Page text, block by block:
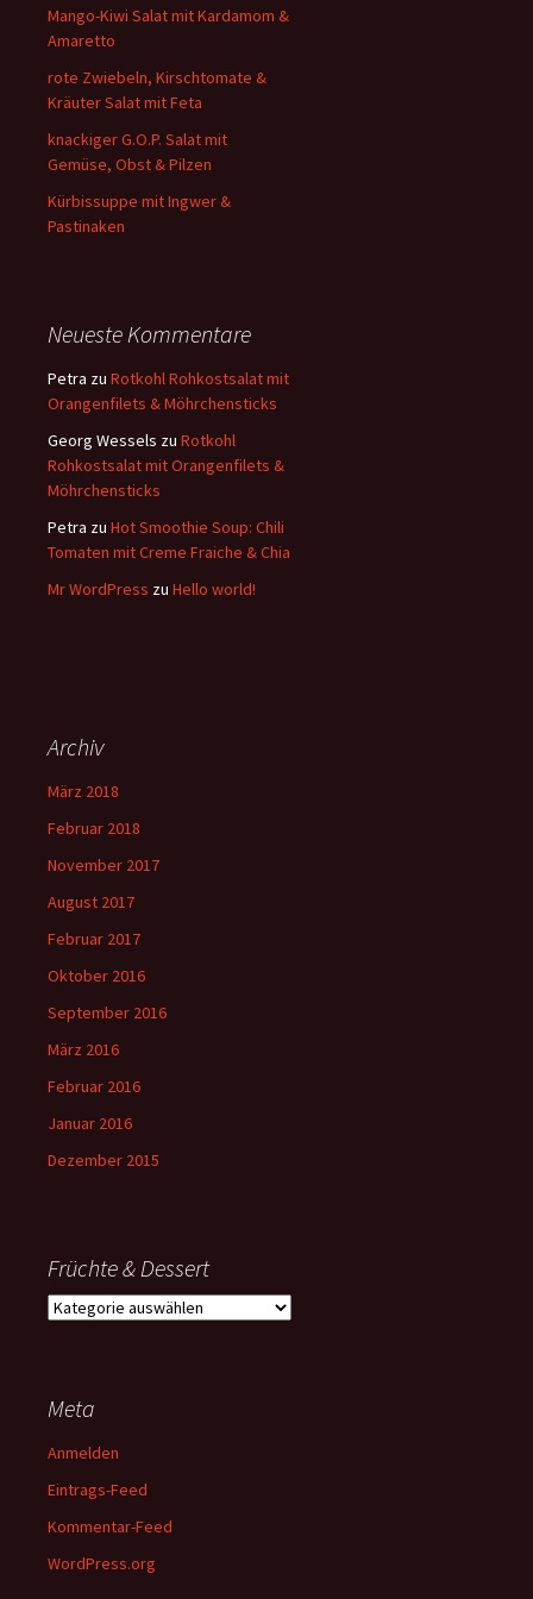
Mango-Kiwi Salat mit Kardamom &
Amaretto
rote Zwiebeln, Kirschtomate &
Kräuter Salat mit Feta
knackiger G.O.P. Salat mit
Gemüse, Obst & Pilzen
Kürbissuppe mit Ingwer &
Pastinaken
Neueste Kommentare
Petra zu Rotkohl Rohkostsalat mit
Orangenfilets & Möhrchensticks
Georg Wessels zu Rotkohl
Rohkostsalat mit Orangenfilets &
Möhrchensticks
Petra zu Hot Smoothie Soup: Chili
Tomaten mit Creme Fraiche & Chia
Mr WordPress zu Hello world!
Archiv
März 2018
Februar 2018
November 2017
August 2017
Februar 2017
Oktober 2016
September 2016
März 2016
Februar 2016
Januar 2016
Dezember 2015
Früchte & Dessert
Früchte
Meta
Anmelden
Eintrags-Feed
Kommentar-Feed
WordPress.org